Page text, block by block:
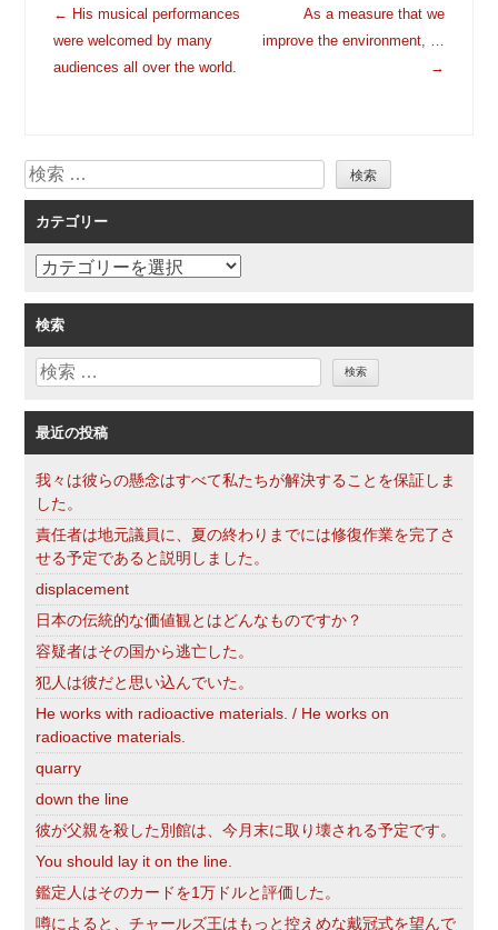
投
稿
ナ
シ
ョ
ン
← His musical performances
were welcomed by many
audiences all over the world.
As a measure that we
improve the environment, …
→
検
索
カテゴリー
カ
ゴ
リ
ー
検索
検
最近の投稿
我々は彼らの懸念はすべて私たちが解決することを保証しま
した。
責任者は地元議員に、夏の終わりまでには修復作業を完了さ
せる予定であると説明しました。
displacement
日本の伝統的な価値観とはどんなものですか？
容疑者はその国から逃亡した。
犯人は彼だと思い込んでいた。
He works with radioactive materials. / He works on
radioactive materials.
quarry
down the line
彼が父親を殺した別館は、今月末に取り壊される予定です。
You should lay it on the line.
鑑定人はそのカードを1万ドルと評価した。
噂によると、チャールズ王はもっと控えめな戴冠式を望んで